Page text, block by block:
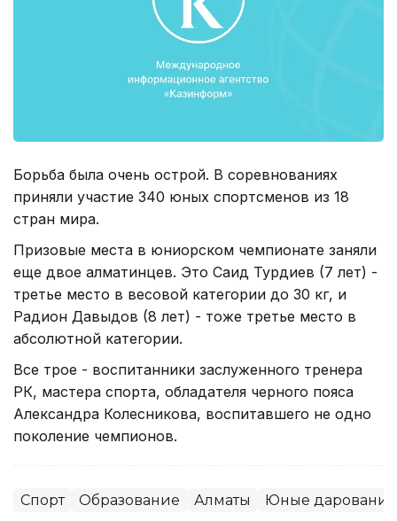
Борьба была очень острой. В соревнованиях
приняли участие 340 юных спортсменов из 18
стран мира.
Призовые места в юниорском чемпионате заняли
еще двое алматинцев. Это Саид Турдиев (7 лет) -
третье место в весовой категории до 30 кг, и
Радион Давыдов (8 лет) - тоже третье место в
абсолютной категории.
Все трое - воспитанники заслуженного тренера
РК, мастера спорта, обладателя черного пояса
Александра Колесникова, воспитавшего не одно
поколение чемпионов.
Спорт Образование Алматы Юные дарования